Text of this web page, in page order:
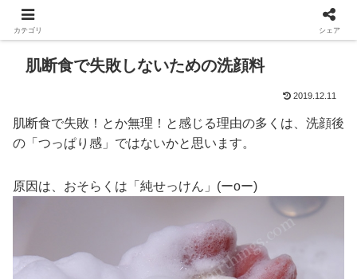
肌断食で失敗しないための洗顔料
2019.12.11
肌断食で失敗！とか無理！と感じる理由の多くは、洗顔後
の「つっぱり感」ではないかと思います。
原因は、おそらくは「純せっけん」(ーoー)
カテゴリ シェア